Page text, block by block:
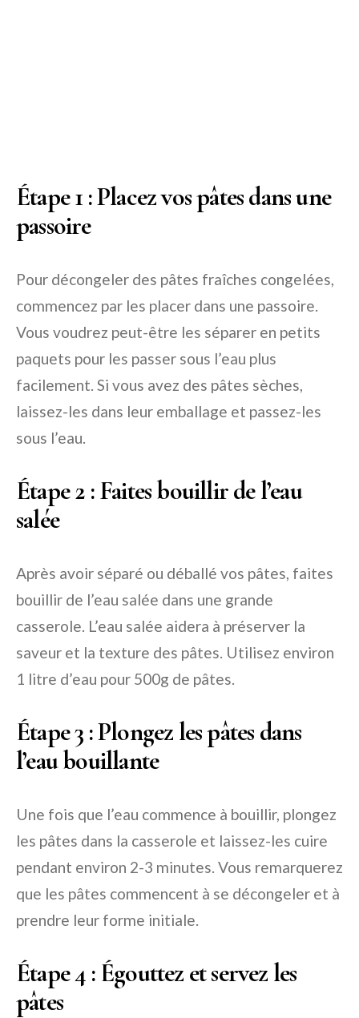
Étape 1 : Placez vos pâtes dans une
passoire
Pour décongeler des pâtes fraîches congelées,
commencez par les placer dans une passoire.
Vous voudrez peut-être les séparer en petits
paquets pour les passer sous l’eau plus
facilement. Si vous avez des pâtes sèches,
laissez-les dans leur emballage et passez-les
sous l’eau.
Étape 2 : Faites bouillir de l’eau
salée
Après avoir séparé ou déballé vos pâtes, faites
bouillir de l’eau salée dans une grande
casserole. L’eau salée aidera à préserver la
saveur et la texture des pâtes. Utilisez environ
1 litre d’eau pour 500g de pâtes.
Étape 3 : Plongez les pâtes dans
l’eau bouillante
Une fois que l’eau commence à bouillir, plongez
les pâtes dans la casserole et laissez-les cuire
pendant environ 2-3 minutes. Vous remarquerez
que les pâtes commencent à se décongeler et à
prendre leur forme initiale.
Étape 4 : Égouttez et servez les
pâtes